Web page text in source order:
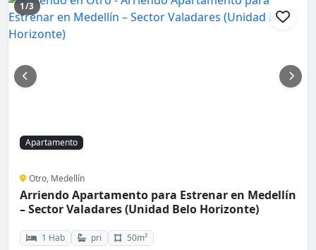
1/3
Apartamento
Otro, Medellín
Arriendo Apartamento para Estrenar en Medellín
– Sector Valadares (Unidad Belo Horizonte)
1 Hab pri 50m²